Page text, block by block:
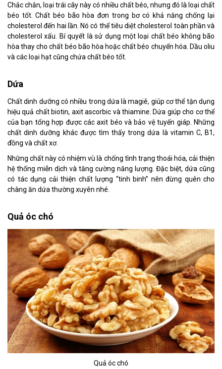
Chắc chắn, loại trái cây này có nhiều chất béo, nhưng đó là loại chất
béo tốt. Chất béo bão hòa đơn trong bơ có khả năng chống lại
cholesterol đến hai lần. Nó có thể tiêu diệt cholesterol toàn phần và
cholesterol xấu. Bí quyết là sử dụng một loại chất béo không bão
hòa thay cho chất béo bão hòa hoặc chất béo chuyển hóa. Dầu oliu
và các loại hạt cũng chứa chất béo tốt.
Dứa
Chất dinh dưỡng có nhiều trong dứa là magiê, giúp cơ thể tận dụng
hiệu quả chất biotin, axit ascorbic và thiamine. Dứa giúp cho cơ thể
của bạn tổng hợp được các axit béo và bảo vệ tuyến giáp. Những
chất dinh dưỡng khác được tìm thấy trong dứa là vitamin C, B1,
đồng và chất xơ.
Những chất này có nhiệm vù là chống tình trạng thoái hóa, cải thiện
hệ thống miễn dịch và tăng cường năng lượng. Đặc biệt, dứa cũng
có tác dụng cải thiện chất lượng “tinh binh” nên đừng quên cho
chàng ăn dứa thường xuyên nhé.
Quả óc chó
Quả óc chó